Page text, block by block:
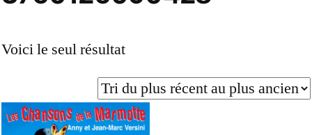
Voici le seul résultat